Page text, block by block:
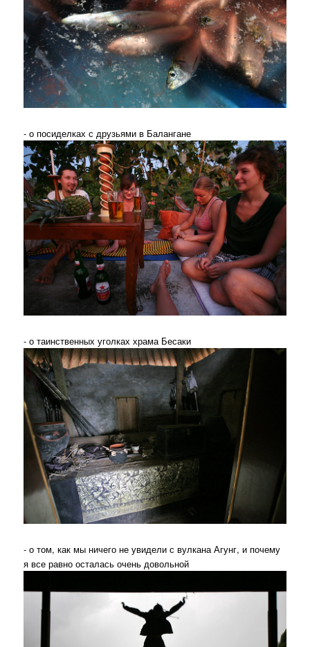
- о посиделках с друзьями в Балангане
- о таинственных уголках храма Бесаки
- о том, как мы ничего не увидели с вулкана Агунг, и почему
я все равно осталась очень довольной